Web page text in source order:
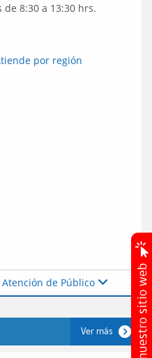
8:30 a 13:30 hrs.
por región
de Público
Ver más